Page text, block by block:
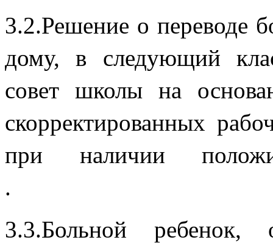
3.2.Решение о переводе
дому, в следующий
совет школы на
скорректированных
при наличии
3.3.Больной